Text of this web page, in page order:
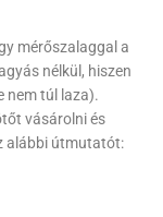
mérőszalaggal a
nélkül, hiszen
nem túl laza).
vásárolni és
alábbi útmutatót: